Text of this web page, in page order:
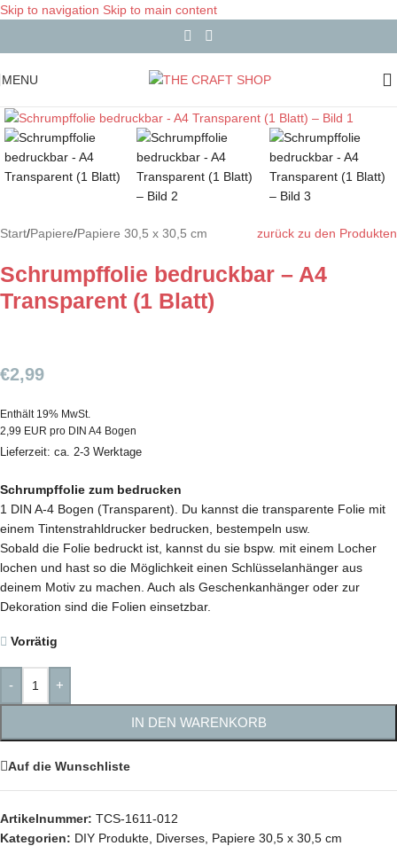
Skip to navigation Skip to main content
MENU
Start/Papiere/Papiere 30,5 x 30,5 cm zurück zu den Produkten
Schrumpffolie bedruckbar – A4
Transparent (1 Blatt)
€2,99
Enthält 19% MwSt.
2,99 EUR pro DIN A4 Bogen
Lieferzeit: ca. 2-3 Werktage
Schrumpffolie zum bedrucken
1 DIN A-4 Bogen (Transparent). Du kannst die transparente Folie mit
einem Tintenstrahldrucker bedrucken, bestempeln usw.
Sobald die Folie bedruckt ist, kannst du sie bspw. mit einem Locher
lochen und hast so die Möglichkeit einen Schlüsselanhänger aus
deinem Motiv zu machen. Auch als Geschenkanhänger oder zur
Dekoration sind die Folien einsetzbar.
Vorrätig
- +
IN DEN WARENKORB
Auf die Wunschliste
Artikelnummer: TCS-1611-012
Kategorien: DIY Produkte, Diverses, Papiere 30,5 x 30,5 cm